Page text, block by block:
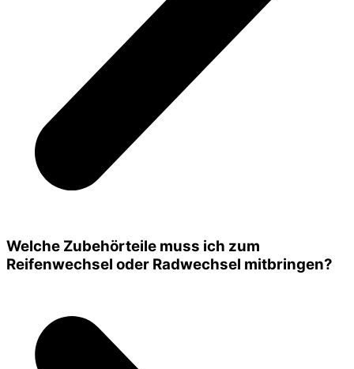
Welche Zubehörteile muss ich zum
Reifenwechsel oder Radwechsel mitbringen?